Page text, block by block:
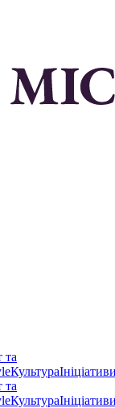
та
Культура
та
Культура